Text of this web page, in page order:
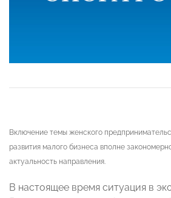
Включение темы женского
развития малого бизнеса вполне
актуальность направления.
В настоящее время ситуация в